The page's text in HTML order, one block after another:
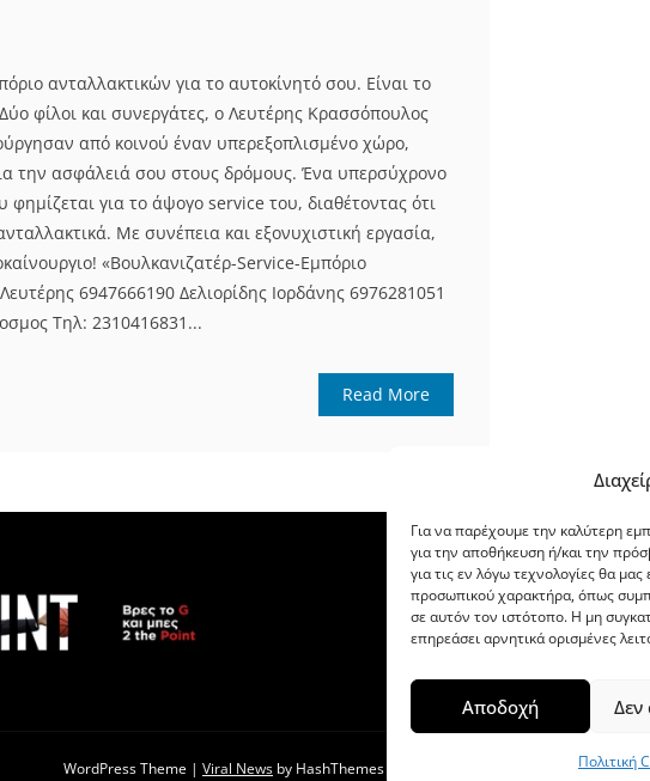
Για να παρέχουμε την καλύτερη
για την αποθήκευση ή/και την
για τις εν λόγω τεχνολογίες θα
προσωπικού χαρακτήρα, όπως
σε αυτόν τον ιστότοπο. Η μη
επηρεάσει αρνητικά ορισμένες
Αποδοχή Δεν
Πολιτική
ανταλλακτικών για το αυτοκίνητό σου. Είναι το
φίλοι και συνεργάτες, ο Λευτέρης Κρασσόπουλος
από κοινού έναν υπερεξοπλισμένο χώρο,
την ασφάλειά σου στους δρόμους. Ένα υπερσύχρονο
για το άψογο service του, διαθέτοντας ότι
Με συνέπεια και εξονυχιστική εργασία,
«Βουλκανιζατέρ-Service-Εμπόριο
6947666190 Δελιορίδης Ιορδάνης 6976281051
Τηλ: 2310416831...
Read More
WordPress Theme | Viral News by HashThemes